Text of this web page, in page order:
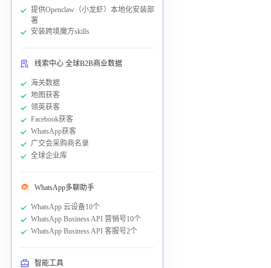
提供Openclaw（小龙虾）本地化安装部
署
安装跨境魔方skills
线索中心 全球B2B商业数据
海关数据
地图获客
领英获客
Facebook获客
WhatsApp获客
广交会采购商名录
全球企业库
WhatsApp多聊助手
WhatsApp 云设备10个
WhatsApp Business API 营销号10个
WhatsApp Business API 客服号2个
智能工具